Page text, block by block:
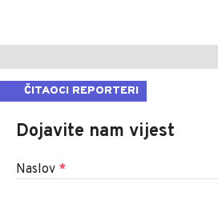
ČITAOCI REPORTERI
Dojavite nam vijest
Naslov *